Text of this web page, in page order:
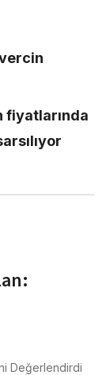
fiyatlarında
Değerlendirdi